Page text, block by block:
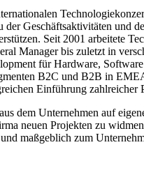
Geschäftsaktivitäten und
Seit 2001 arbeitete
Manager bis zuletzt in
für Hardware,
B2C und B2B in
Einführung zahlreicher
dem Unternehmen auf
neuen Projekten zu
maßgeblich zum